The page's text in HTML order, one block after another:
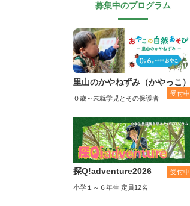
募集中のプログラム
里山のかやねずみ（かやっこ）
受付中
０歳～未就学児とその保護者
探Q!adventure2026 受付中
小学１～６年生 定員12名